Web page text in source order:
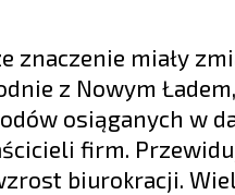
znaczenie miały
z Nowym
osiąganych w
firm.
biurokracji.